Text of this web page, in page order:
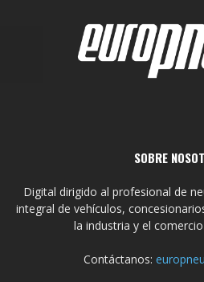
SOBRE
Digital dirigido al profesional de
integral de vehículos,
la industria y el
Contáctanos: